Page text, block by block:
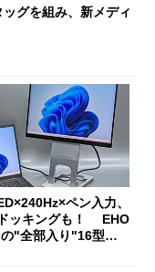
グを組み、新メディ
ペン入力、
ッキングも！ EHO
"全部入り"16型モ